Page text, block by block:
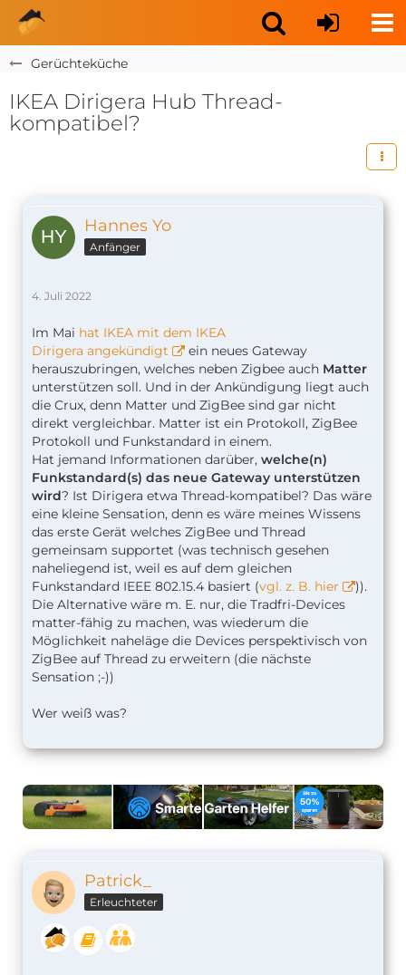
Gerüchteküche
IKEA Dirigera Hub Thread-
kompatibel?
Hannes Yo
Anfänger
4. Juli 2022
Im Mai hat IKEA mit dem IKEA
Dirigera angekündigt
ein neues Gateway
herauszubringen, welches neben Zigbee auch Matter
unterstützen soll. Und in der Ankündigung liegt auch
die Crux, denn Matter und ZigBee sind gar nicht
direkt vergleichbar. Matter ist ein Protokoll, ZigBee
Protokoll und Funkstandard in einem.
Hat jemand Informationen darüber, welche(n)
Funkstandard(s) das neue Gateway unterstützen
wird? Ist Dirigera etwa Thread-kompatibel? Das wäre
eine kleine Sensation, denn es wäre meines Wissens
das erste Gerät welches ZigBee und Thread
gemeinsam supportet (was technisch gesehen
naheliegend ist, weil es auf dem gleichen
Funkstandard IEEE 802.15.4 basiert (vgl. z. B. hier
)).
Die Alternative wäre m. E. nur, die Tradfri-Devices
matter-fähig zu machen, was wiederum die
Möglichkeit naheläge die Devices perspektivisch von
ZigBee auf Thread zu erweitern (die nächste
Sensation ;-))
Wer weiß was?
Patrick_
Erleuchteter